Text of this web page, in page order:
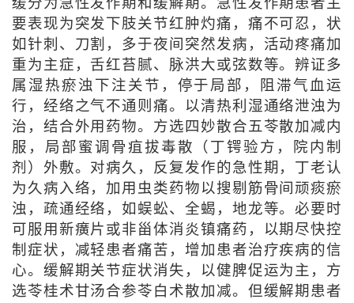
缓分为急性发作期和缓解期。急性发作期患者主
要表现为突发下肢关节红肿灼痛，痛不可忍，状
如针刺、刀割，多于夜间突然发病，活动疼痛加
重为主症，舌红苔腻、脉洪大或弦数等。辨证多
属湿热瘀浊下注关节，停于局部，阻滞气血运
行，经络之气不通则痛。以清热利湿通络泄浊为
治，结合外用药物。方选四妙散合五苓散加减内
服，局部蜜调骨疽拔毒散（丁锷验方，院内制
剂）外敷。对病久，反复发作的急性期，丁老认
为久病入络，加用虫类药物以搜剔筋骨间顽痰瘀
浊，疏通经络，如蜈蚣、全蝎，地龙等。必要时
可服用新癀片或非甾体消炎镇痛药，以期尽快控
制症状，减轻患者痛苦，增加患者治疗疾病的信
心。缓解期关节症状消失，以健脾促运为主，方
选苓桂术甘汤合参苓白术散加减。但缓解期患者